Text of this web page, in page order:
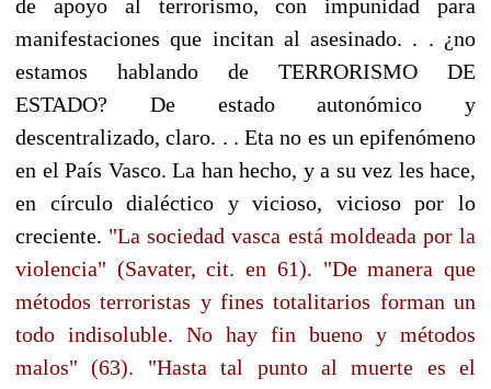
de apoyo al terrorismo, con impunidad para
manifestaciones que incitan al asesinado. . . ¿no
estamos hablando de TERRORISMO DE
ESTADO? De estado autonómico y
descentralizado, claro. . . Eta no es un epifenómeno
en el País Vasco. La han hecho, y a su vez les hace,
en círculo dialéctico y vicioso, vicioso por lo
creciente. "La sociedad vasca está moldeada por la
violencia" (Savater, cit. en 61). "De manera que
métodos terroristas y fines totalitarios forman un
todo indisoluble. No hay fin bueno y métodos
malos" (63). "Hasta tal punto al muerte es el